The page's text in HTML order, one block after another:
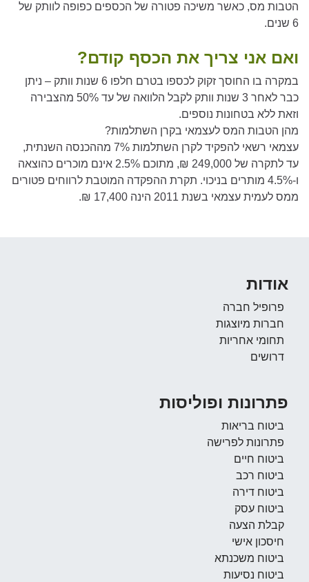
הטבות מס, כאשר משיכה פטורה של הכספים כפופה לוותק של
6 שנים.
ואם אני צריך את הכסף קודם?
במקרה בו החוסך זקוק לכספו בטרם חלפו 6 שנות וותק – ניתן
כבר לאחר 3 שנות וותק לקבל הלוואה של עד 50% מהצבירה
וזאת ללא בטחונות נוספים.
מהן הטבות המס לעצמאי בקרן השתלמות?
עצמאי רשאי להפקיד לקרן השתלמות 7% מההכנסה השנתית,
עד לתקרה של 249,000 ₪, מתוכם 2.5% אינם מוכרים כהוצאה
ו-4.5% מותרים בניכוי. תקרת ההפקדה המוטבת לרווחים פטורים
ממס לעמית עצמאי בשנת 2011 הינה 17,400 ₪.
אודות
פרופיל חברה
חברות מיוצגות
תחומי אחריות
דרושים
פתרונות ופוליסות
ביטוח בריאות
פתרונות לפרישה
ביטוח חיים
ביטוח רכב
ביטוח דירה
ביטוח עסק
קבלת הצעה
חיסכון אישי
ביטוח משכנתא
ביטוח נסיעות